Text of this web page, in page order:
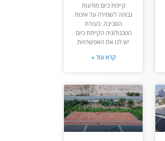
קיימת כיום מודעות
גבוהה לשמירה על איכות
הסביבה. בעזרת
הטכנולוגיה הקיימת כיום
יש לנו את האפשרויות
קרא עוד »